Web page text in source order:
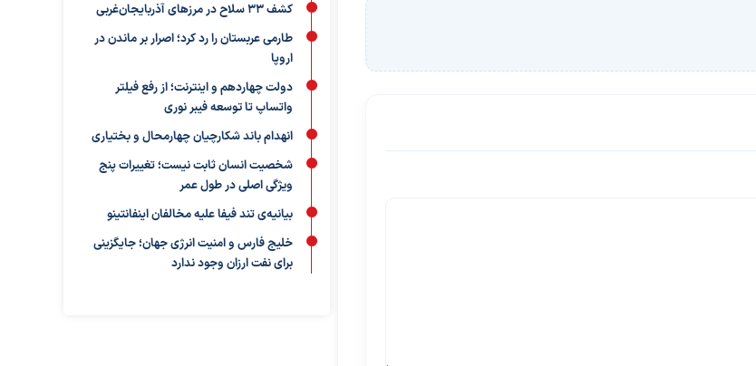
کشف ۳۳ سلاح در مرزهای آذربایجان‌غربی
طارمی عربستان را رد کرد؛ اصرار بر ماندن در
اروپا
دولت چهاردهم و اینترنت؛ از رفع فیلتر
واتساپ تا توسعه فیبر نوری
انهدام باند شکارچیان چهارمحال و بختیاری
شخصیت انسان ثابت نیست؛ تغییرات پنج
ویژگی اصلی در طول عمر
بیانیه‌ی تند فیفا علیه مخالفان اینفانتینو
خلیج فارس و امنیت انرژی جهان؛ جایگزینی
برای نفت ارزان وجود ندارد